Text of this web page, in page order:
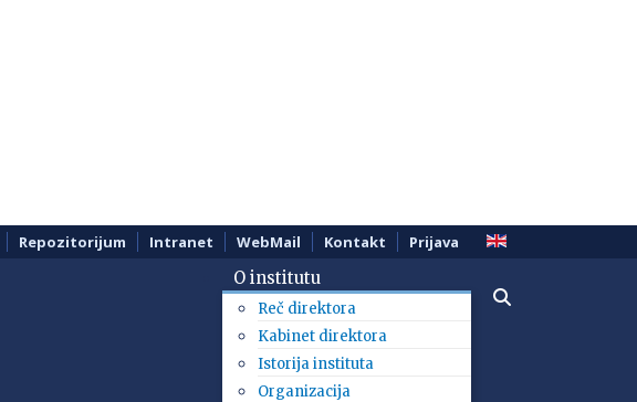
Repozitorijum Intranet WebMail Kontakt Prijava
O institutu
Reč direktora
Kabinet direktora
Istorija instituta
Organizacija